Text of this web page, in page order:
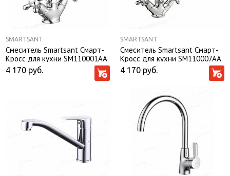
SMARTSANT
Смеситель Smartsant Смарт-
Кросс для кухни SM110001AA
4 170 руб.
SMARTSANT
Смеситель Smartsant Смарт-
Кросс для кухни SM110007AA
4 170 руб.